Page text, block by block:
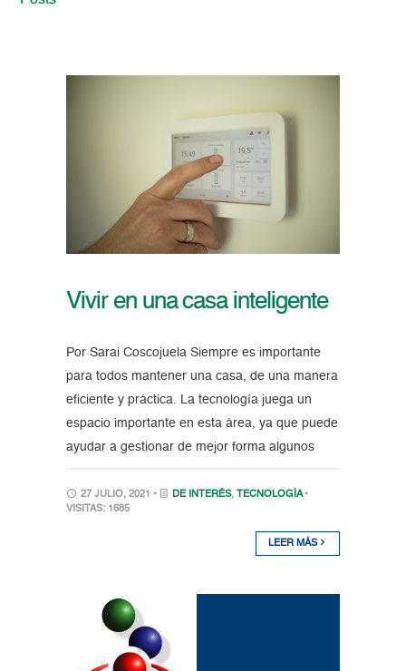
Vivir en una casa inteligente
Por Sarai Coscojuela Siempre es importante
para todos mantener una casa, de una manera
eficiente y práctica. La tecnología juega un
espacio importante en esta área, ya que puede
ayudar a gestionar de mejor forma algunos
27 JULIO, 2021 • DE INTERÉS, TECNOLOGÍA •
VISITAS: 1685
LEER MÁS